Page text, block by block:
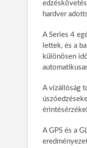
hardver
A Series 4
lettek, és a
különösen
A vízállóság
A GPS és a